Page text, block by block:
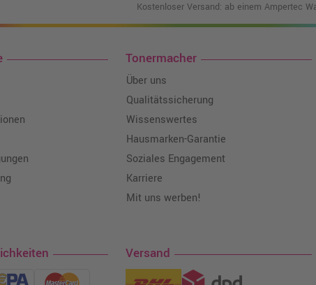
Kostenloser Versand: ab einem Ampertec
Tonermacher
Über uns
Qualitätssicherung
Wissenswertes
Hausmarken-Garantie
Soziales Engagement
Karriere
Mit uns werben!
Versand